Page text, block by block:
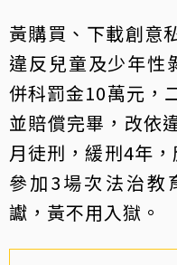
黃購買、下載創意
違反兒童及少年性
併科罰金10萬元，
並賠償完畢，改依
月徒刑，緩刑4年
參加3場次法治教
讞，黃不用入獄。